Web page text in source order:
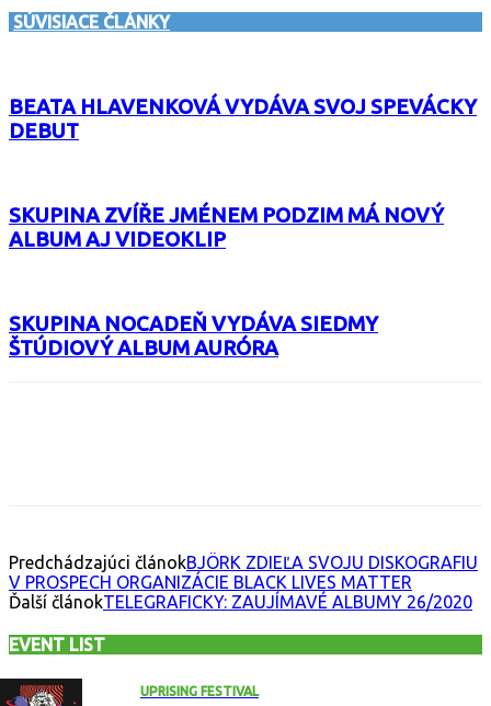
SÚVISIACE ČLÁNKY
BEATA HLAVENKOVÁ VYDÁVA SVOJ SPEVÁCKY
DEBUT
SKUPINA ZVÍŘE JMÉNEM PODZIM MÁ NOVÝ
ALBUM AJ VIDEOKLIP
SKUPINA NOCADEŇ VYDÁVA SIEDMY
ŠTÚDIOVÝ ALBUM AURÓRA
Predchádzajúci článokBJÖRK ZDIEĽA SVOJU DISKOGRAFIU
V PROSPECH ORGANIZÁCIE BLACK LIVES MATTER
Ďalší článokTELEGRAFICKY: ZAUJÍMAVÉ ALBUMY 26/2020
EVENT LIST
UPRISING FESTIVAL